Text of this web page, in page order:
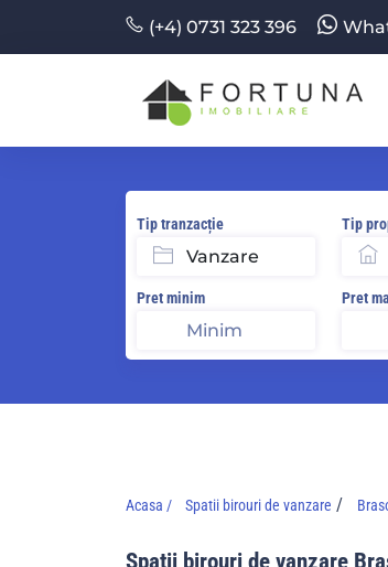
(+4) 0731 323 396
Tip tranzacție Tip
Pret minim Pret
Acasa / Spatii birouri de vanzare /
Spatii birouri de vanzare